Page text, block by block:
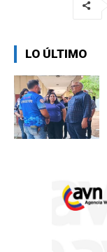
LO ÚLTIMO